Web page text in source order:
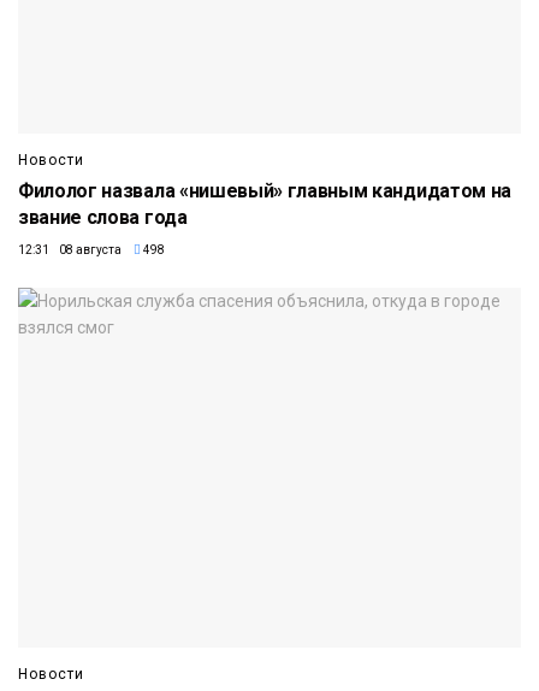
Новости
Филолог назвала «нишевый» главным кандидатом на
звание слова года
12:31 08 августа 498
Новости